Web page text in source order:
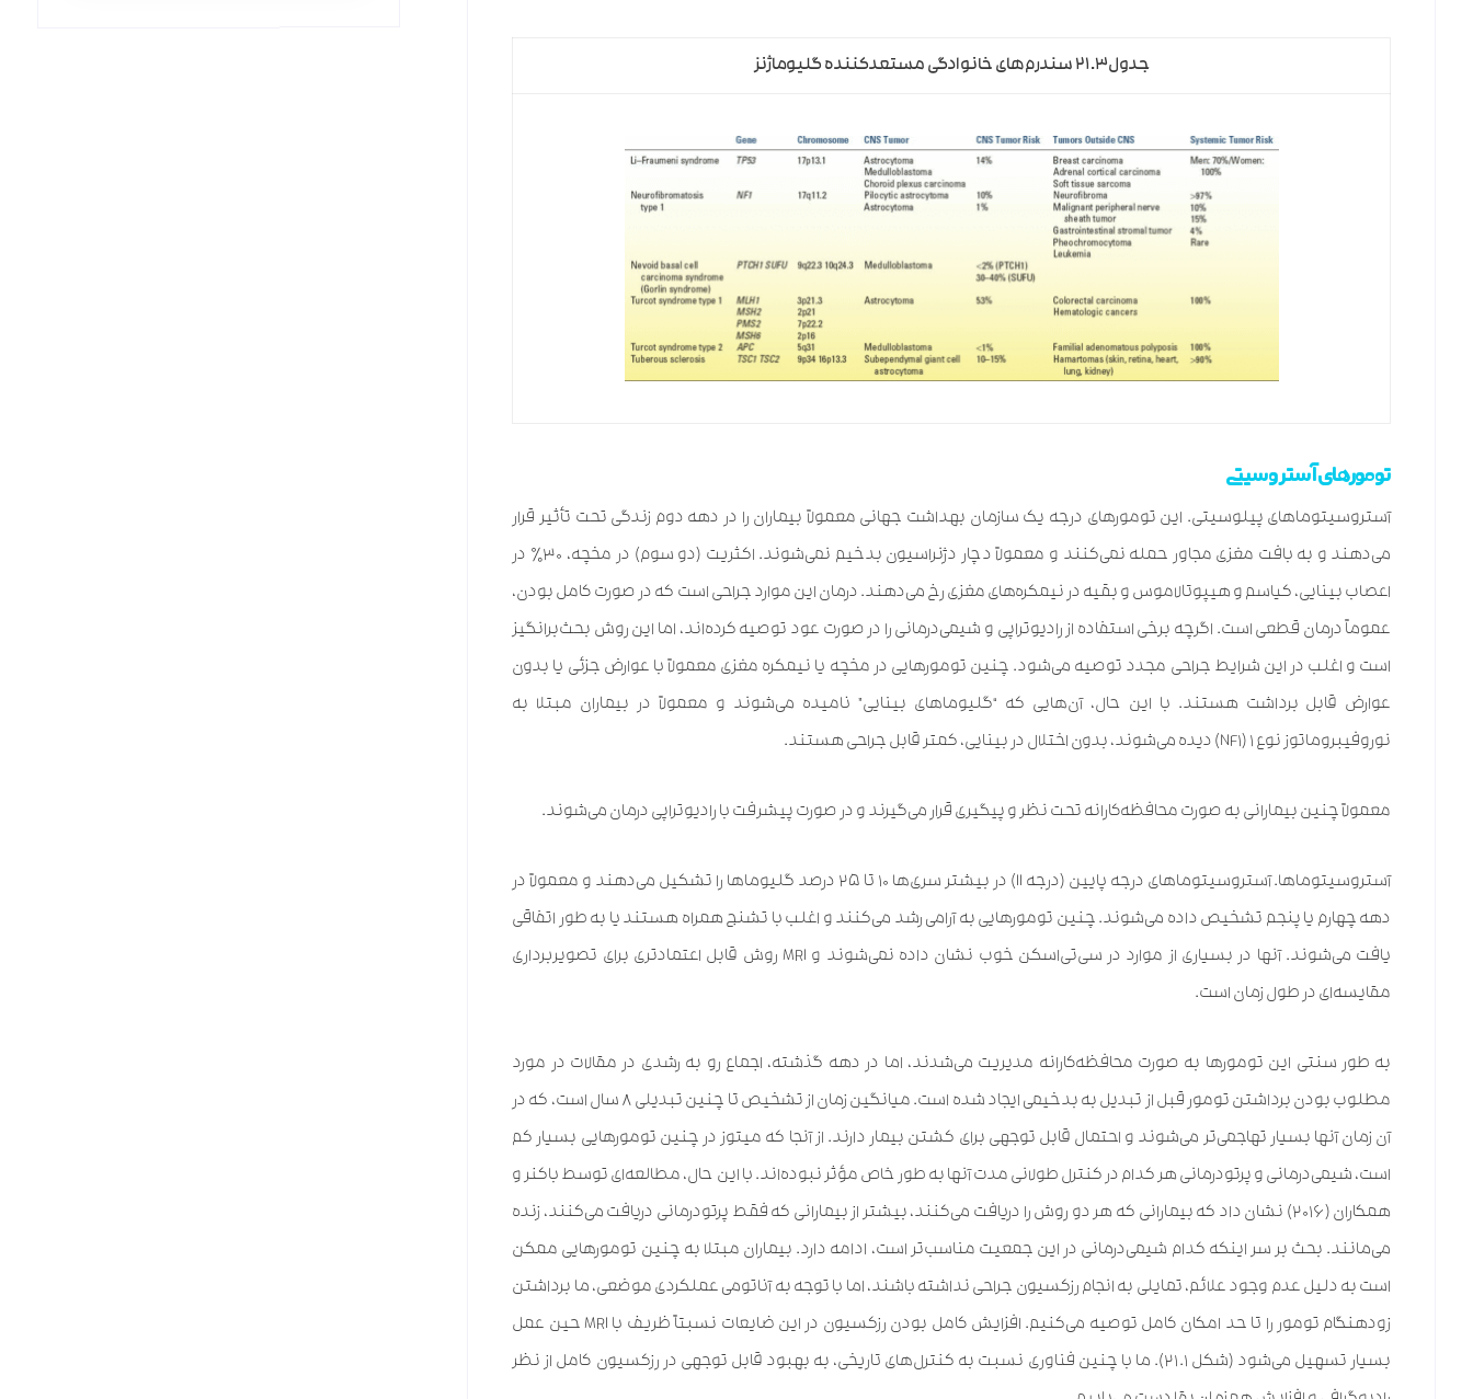
جدول۲۱.۳ سندرم‌های خانوادگی مستعدکننده گلیوماژنز
تومورهای آستروسیتی
آستروسیتوماهای پیلوسیتی. این تومورهای درجه یک سازمان بهداشت جهانی معمولاً بیماران را در دهه دوم زندگی تحت تأثیر قرار
می‌دهند و به بافت مغزی مجاور حمله نمی‌کنند و معمولاً دچار دژنراسیون بدخیم نمی‌شوند. اکثریت (دو سوم) در مخچه، ۳۰٪ در
اعصاب بینایی، کیاسم و هیپوتالاموس و بقیه در نیمکره‌های مغزی رخ می‌دهند. درمان این موارد جراحی است که در صورت کامل بودن،
عموماً درمان قطعی است. اگرچه برخی استفاده از رادیوتراپی و شیمی‌درمانی را در صورت عود توصیه کرده‌اند، اما این روش بحث‌برانگیز
است و اغلب در این شرایط جراحی مجدد توصیه می‌شود. چنین تومورهایی در مخچه یا نیمکره مغزی معمولاً با عوارض جزئی یا بدون
عوارض قابل برداشت هستند. با این حال، آن‌هایی که “گلیوماهای بینایی” نامیده می‌شوند و معمولاً در بیماران مبتلا به
نوروفیبروماتوز نوع ۱ (NF۱) دیده می‌شوند، بدون اختلال در بینایی، کمتر قابل جراحی هستند.
معمولاً چنین بیمارانی به صورت محافظه‌کارانه تحت نظر و پیگیری قرار می‌گیرند و در صورت پیشرفت با رادیوتراپی درمان می‌شوند.
آستروسیتوماها. آستروسیتوماهای درجه پایین (درجه II) در بیشتر سری‌ها ۱۰ تا ۲۵ درصد گلیوماها را تشکیل می‌دهند و معمولاً در
دهه چهارم یا پنجم تشخیص داده می‌شوند. چنین تومورهایی به آرامی رشد می‌کنند و اغلب با تشنج همراه هستند یا به طور اتفاقی
یافت می‌شوند. آنها در بسیاری از موارد در سی‌تی‌اسکن خوب نشان داده نمی‌شوند و MRI روش قابل اعتمادتری برای تصویربرداری
مقایسه‌ای در طول زمان است.
به طور سنتی این تومورها به صورت محافظه‌کارانه مدیریت می‌شدند، اما در دهه گذشته، اجماع رو به رشدی در مقالات در مورد
مطلوب بودن برداشتن تومور قبل از تبدیل به بدخیمی ایجاد شده است. میانگین زمان از تشخیص تا چنین تبدیلی ۸ سال است، که در
آن زمان آنها بسیار تهاجمی‌تر می‌شوند و احتمال قابل توجهی برای کشتن بیمار دارند. از آنجا که میتوز در چنین تومورهایی بسیار کم
است، شیمی‌درمانی و پرتودرمانی هر کدام در کنترل طولانی مدت آنها به طور خاص مؤثر نبوده‌اند. با این حال، مطالعه‌ای توسط باکنر و
همکاران (۲۰۱۶) نشان داد که بیمارانی که هر دو روش را دریافت می‌کنند، بیشتر از بیمارانی که فقط پرتودرمانی دریافت می‌کنند، زنده
می‌مانند. بحث بر سر اینکه کدام شیمی‌درمانی در این جمعیت مناسب‌تر است، ادامه دارد. بیماران مبتلا به چنین تومورهایی ممکن
است به دلیل عدم وجود علائم، تمایلی به انجام رزکسیون جراحی نداشته باشند، اما با توجه به آناتومی عملکردی موضعی، ما برداشتن
زودهنگام تومور را تا حد امکان کامل توصیه می‌کنیم. افزایش کامل بودن رزکسیون در این ضایعات نسبتاً ظریف با MRI حین عمل
بسیار تسهیل می‌شود (شکل ۲۱.۱). ما با چنین فناوری نسبت به کنترل‌های تاریخی، به بهبود قابل توجهی در رزکسیون کامل از نظر